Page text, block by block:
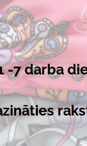
-7 darba